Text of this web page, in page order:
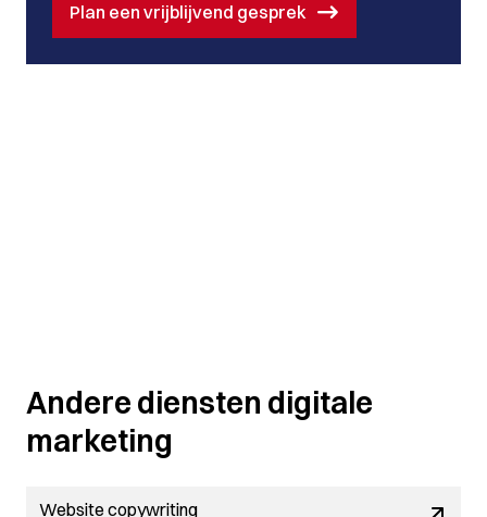
Plan een vrijblijvend gesprek
Andere diensten digitale
marketing
Website copywriting